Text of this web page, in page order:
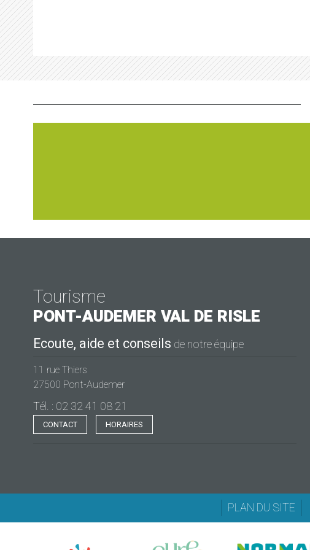
Tourisme
PONT-AUDEMER VAL DE RISLE
Ecoute, aide et conseils de notre équipe
11 rue Thiers
27500 Pont-Audemer
Tél. : 02 32 41 08 21
CONTACT HORAIRES
PLAN DU SITE